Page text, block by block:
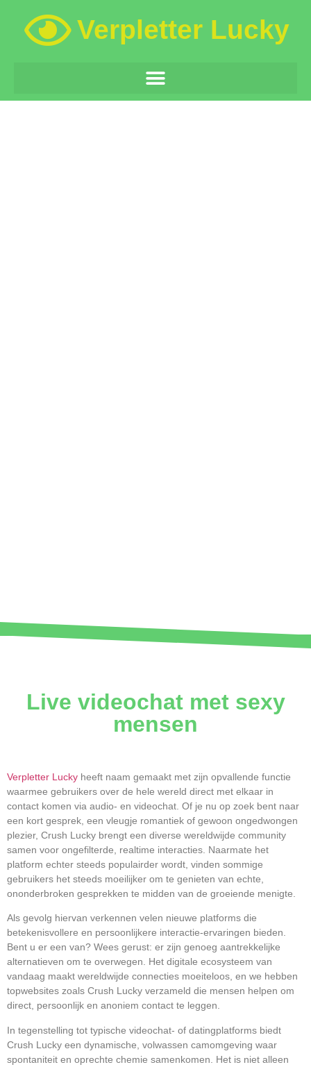
Verpletter Lucky
Live videochat met sexy
mensen
Verpletter Lucky heeft naam gemaakt met zijn opvallende functie
waarmee gebruikers over de hele wereld direct met elkaar in
contact komen via audio- en videochat. Of je nu op zoek bent naar
een kort gesprek, een vleugje romantiek of gewoon ongedwongen
plezier, Crush Lucky brengt een diverse wereldwijde community
samen voor ongefilterde, realtime interacties. Naarmate het
platform echter steeds populairder wordt, vinden sommige
gebruikers het steeds moeilijker om te genieten van echte,
ononderbroken gesprekken te midden van de groeiende menigte.
Als gevolg hiervan verkennen velen nieuwe platforms die
betekenisvollere en persoonlijkere interactie-ervaringen bieden.
Bent u er een van? Wees gerust: er zijn genoeg aantrekkelijke
alternatieven om te overwegen. Het digitale ecosysteem van
vandaag maakt wereldwijde connecties moeiteloos, en we hebben
topwebsites zoals Crush Lucky verzameld die mensen helpen om
direct, persoonlijk en anoniem contact te leggen.
In tegenstelling tot typische videochat- of datingplatforms biedt
Crush Lucky een dynamische, volwassen camomgeving waar
spontaniteit en oprechte chemie samenkomen. Het is niet alleen